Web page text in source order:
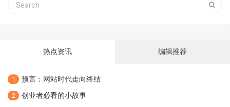
热点资讯 编辑推荐
1 预言：网站时代走向终结
2 创业者必看的小故事